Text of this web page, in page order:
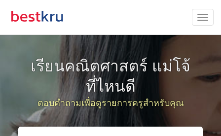
เรียนคณิตศาสตร์ แม่โจ้
ที่ไหนดี
ตอบคำถามเพื่อดูรายการครูสำหรับคุณ